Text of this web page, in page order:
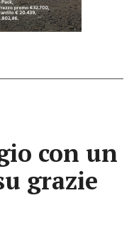
con un
grazie